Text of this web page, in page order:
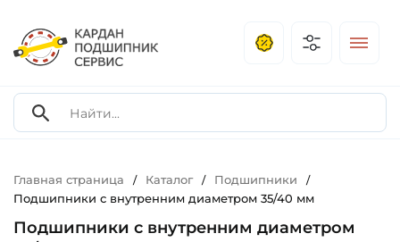
Главная страница / Каталог / Подшипники /
Подшипники с внутренним диаметром 35/40 мм
Подшипники с внутренним диаметром